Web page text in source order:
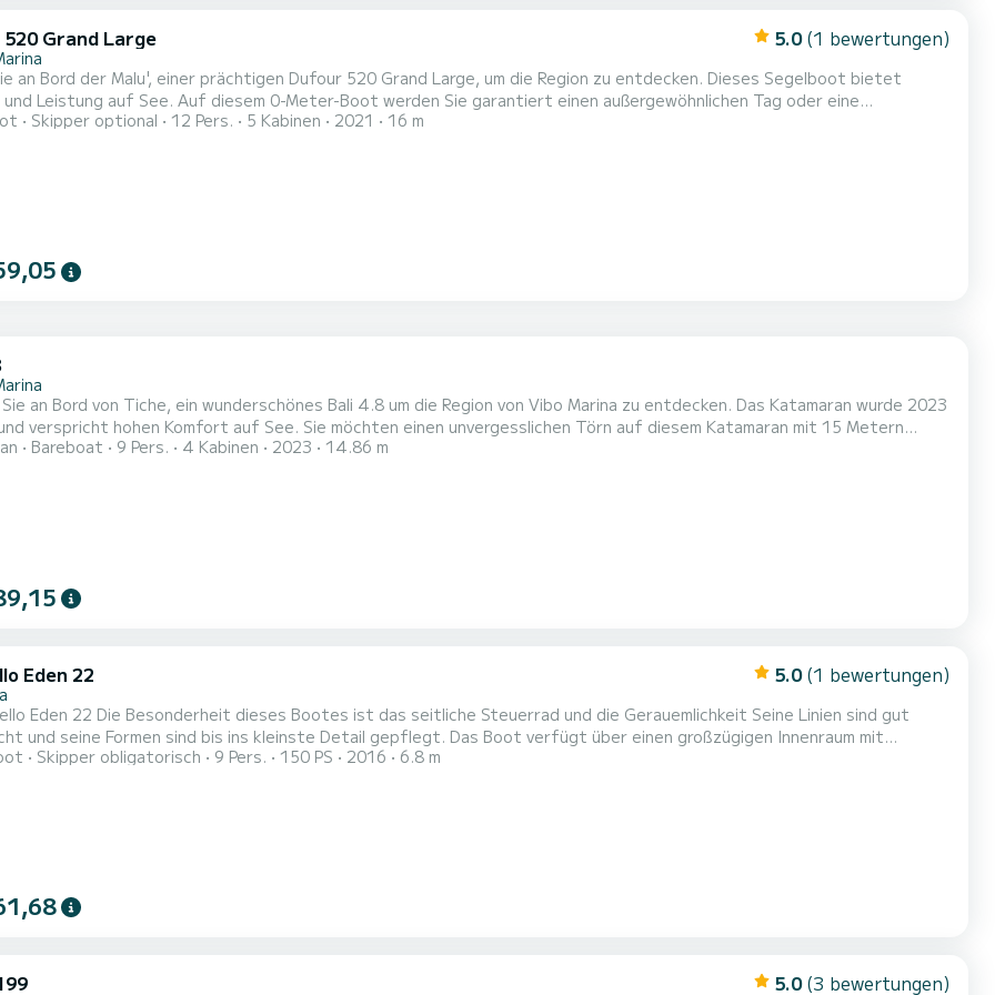
Grand Large 5.0 (1 bewertungen)
an Bord der Malu', einer prächtigen Dufour 520 Grand Large, um die Region zu entdecken. Dieses Segelboot bietet
diesem 0-Meter-Boot werden Sie garantiert einen außergewöhnlichen Tag oder eine
Woche verbringen. Die Einstiegskapazität des Bootes beträgt 6 Personen. Es verfügt über folgende
Skipper optional 12 Pers. 5 Kabinen 2021 16 m
Sie an Bord von Tiche, ein wunderschönes Bali 4.8 um die Region von Vibo Marina zu entdecken. Das Katamaran wurde 2023
Komfort auf See. Sie möchten einen unvergesslichen Törn auf diesem Katamaran mit 15 Metern
Sie können mit bis zu 9 Personen an Bord kommen und die 4 komfortablen Kabinen genießen. Dieses Bali 4.8
Bareboat 9 Pers. 4 Kabinen 2023 14.86 m
Eden 22 5.0 (1 bewertungen)
Eden 22 Die Besonderheit dieses Bootes ist das seitliche Steuerrad und die Gerauemlichkeit Seine Linien sind gut
und seine Formen sind bis ins kleinste Detail gepflegt. Das Boot verfügt über einen großzügigen Innenraum mit
am Bug und am Heck, seitliche Sitzgelegenheiten, eine große Markise mit ausgezeichnetem Sonnenschutz, Dusche,
Skipper obligatorisch 9 Pers. 150 PS 2016 6.8 m
5.0 (3 bewertungen)